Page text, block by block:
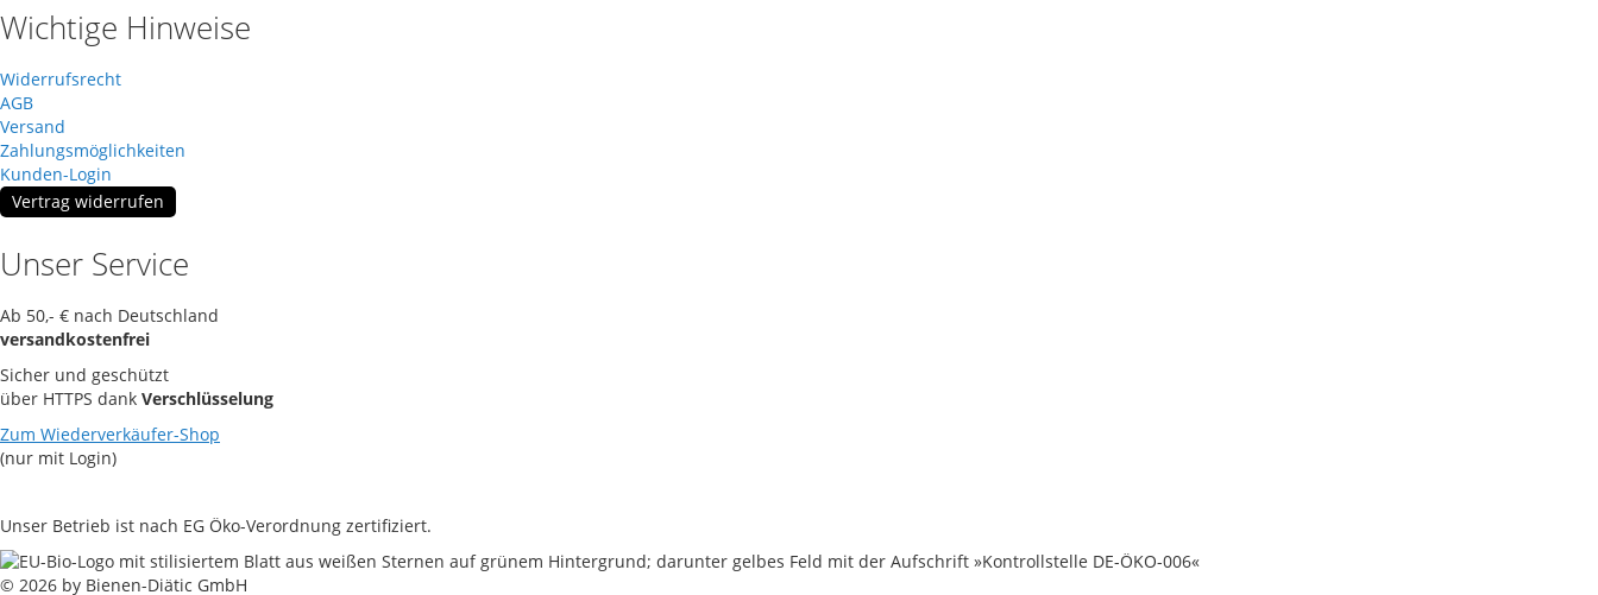
Wichtige Hinweise
Widerrufsrecht
AGB
Versand
Zahlungsmöglichkeiten
Kunden-Login
Vertrag widerrufen
Unser Service
Ab 50,- € nach Deutschland
versandkostenfrei
Sicher und geschützt
über HTTPS dank Verschlüsselung
Zum Wiederverkäufer-Shop
(nur mit Login)
Unser Betrieb ist nach EG Öko-Verordnung zertifiziert.
© 2026 by Bienen-Diätic GmbH